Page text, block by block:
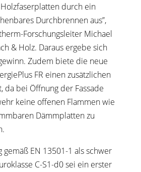
durch ein
Durchbrennen aus”,
Forschungsleiter Michael
& Holz. Daraus ergebe sich
Zudem biete die neue
FR einen zusätzlichen
da bei Öffnung der Fassade
keine offenen Flammen wie
Dämmplatten zu
gemäß EN 13501-1 als schwer
C-S1-d0 sei ein erster